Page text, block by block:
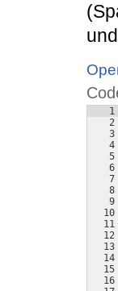
1
2
3
4
5
6
7
8
9
10
11
12
13
14
15
16